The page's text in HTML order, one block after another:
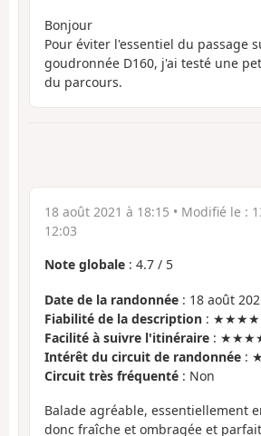
Bonjour
Pour éviter l'essentiel du passage
goudronnée D160, j'ai testé une
du parcours.
18 août 2021 à 18:15 • Modifié le :
12:03
Note globale : 4.7 / 5
Date de la randonnée : 18 août
Fiabilité de la description :
Facilité à suivre l'itinéraire :
Intérêt du circuit de randonnée :
Circuit très fréquenté : Non
Balade agréable, essentiellement
donc fraîche et ombragée et